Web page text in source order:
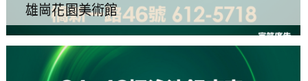
雄崗花園美術館